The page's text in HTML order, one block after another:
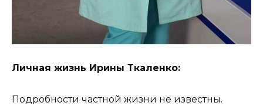
Личная жизнь Ирины Ткаленко:
Подробности частной жизни не известны.